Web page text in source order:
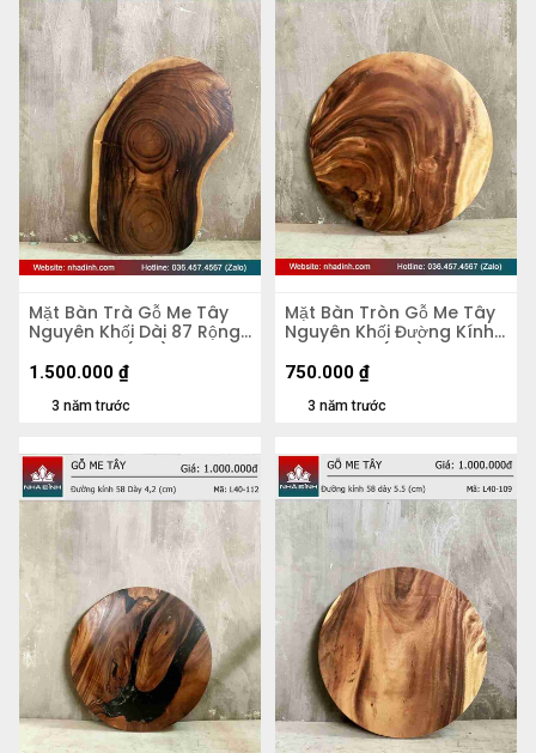
Mặt Bàn Trà Gỗ Me Tây
Nguyên Khối Dài 87 Rộng
50 Dày 5,4 (cm)
3 năm trước
1.500.000 ₫
Mặt Bàn Tròn Gỗ Me Tây
Nguyên Khối Đường Kính
56 Dày 4,8 (cm)
3 năm trước
750.000 ₫